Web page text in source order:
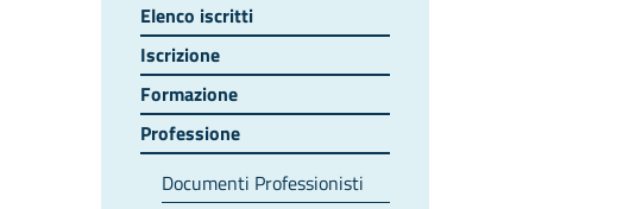
Elenco iscritti
Iscrizione
Formazione
Professione
Documenti Professionisti